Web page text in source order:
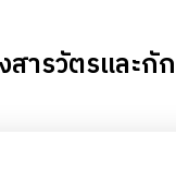
ารวัตรและกั